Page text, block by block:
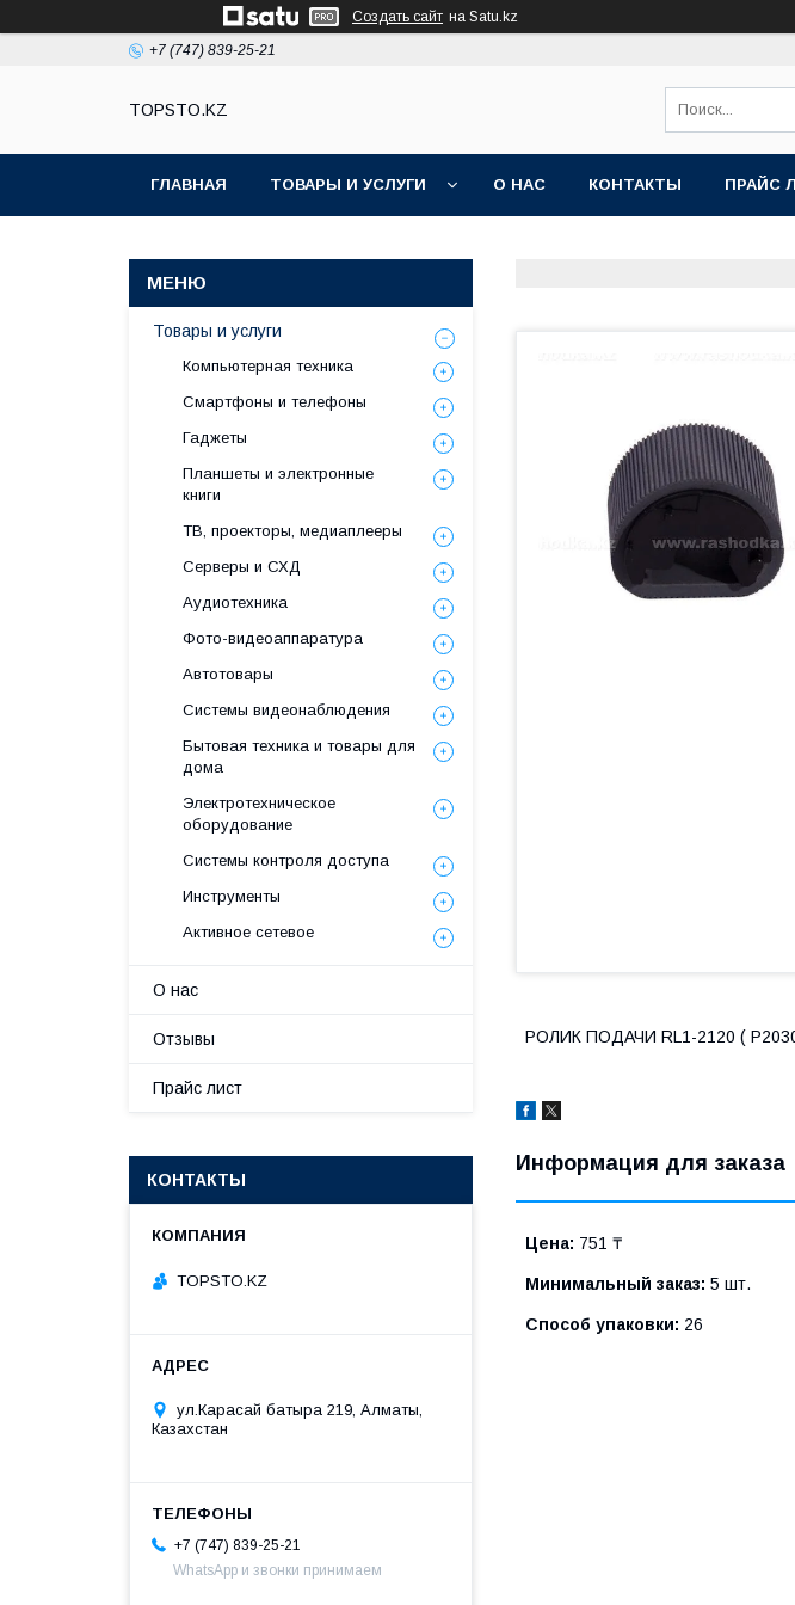
Создать сайт на Satu.kz
+7 (747) 839-25-21
TOPSTO.KZ
ГЛАВНАЯ ТОВАРЫ И УСЛУГИ О НАС КОНТАКТЫ ПРАЙС
РОЛИК ПОДАЧИ RL1-2120 (
Информация для заказа
Цена: 751 ₸
Минимальный заказ: 5 шт.
Способ упаковки: 26
Товары и услуги
Компьютерная техника
Смартфоны и телефоны
Гаджеты
Планшеты и электронные
книги
ТВ, проекторы, медиаплееры
Серверы и СХД
Аудиотехника
Фото-видеоаппаратура
Автотовары
Системы видеонаблюдения
Бытовая техника и товары для
дома
Электротехническое
оборудование
Системы контроля доступа
Инструменты
Активное сетевое
О нас
Отзывы
Прайс лист
КОНТАКТЫ
TOPSTO.KZ
ул.Карасай батыра 219, Алматы,
Казахстан
+7 (747) 839-25-21
WhatsApp и звонки принимаем